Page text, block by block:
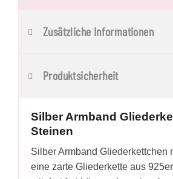
Zusätzliche Informationen
Produktsicherheit
Silber Armband
Steinen
Silber Armband Gliederkettchen
eine zarte Gliederkette aus